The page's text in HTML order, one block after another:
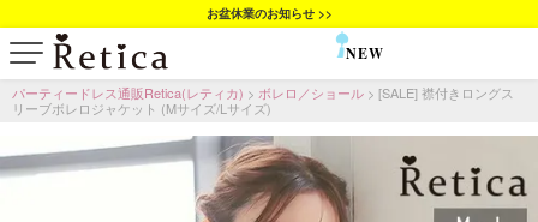
お盆休業のお知らせ >>
NEW
パーティードレス通販Retica(レティカ) ボレロ／ショール
[SALE] 襟付きロングス
リーブボレロジャケット (Mサイズ/Lサイズ)